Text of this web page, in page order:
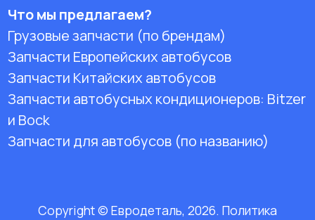
Что мы предлагаем?
Грузовые запчасти (по брендам)
Запчасти Европейских автобусов
Запчасти Китайских автобусов
Запчасти автобусных кондиционеров: Bitzer
и Bock
Запчасти для автобусов (по названию)
Copyright © Евродеталь, 2026. Политика